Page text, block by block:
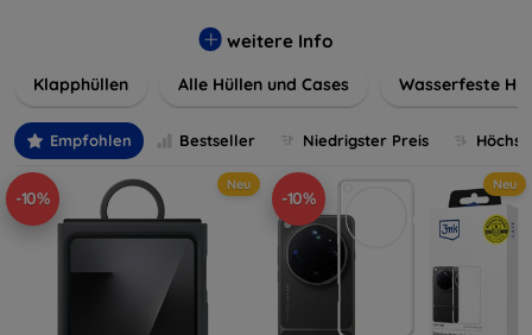
Farben, um Ihren persönlichen Stil perfekt zu
weitere Info
Klapphüllen Alle Hüllen und Cases Wasserfeste
Empfohlen Bestseller Niedrigster Preis
-10%
Neu
-10%
Neu